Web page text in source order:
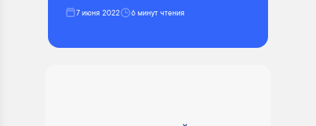
7 июня 2022 6 минут чтения